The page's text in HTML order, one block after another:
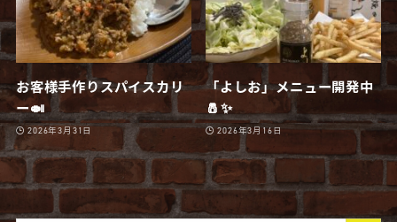
お客様手作りスパイスカリ
ー🍛
2026年3月31日
「よしお」メニュー開発中
🧂✨
2026年3月16日